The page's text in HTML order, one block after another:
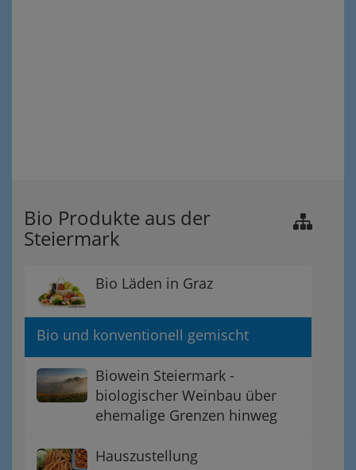
Bio Produkte aus der
Steiermark
Bio Läden in Graz
Bio und konventionell gemischt
Biowein Steiermark -
biologischer Weinbau über
ehemalige Grenzen hinweg
Hauszustellung